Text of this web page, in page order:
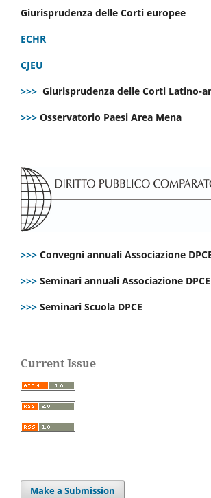
Giurisprudenza delle Corti europee
ECHR
CJEU
>>> Giurisprudenza delle Corti Latino-
>>> Osservatorio Paesi Area Mena
>>> Convegni annuali Associazione
>>> Seminari annuali Associazione DPCE
>>> Seminari Scuola DPCE
Current Issue
Make a Submission